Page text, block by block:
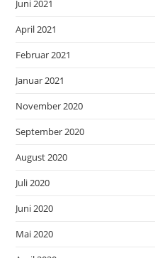
Juni 2021
April 2021
Februar 2021
Januar 2021
November 2020
September 2020
August 2020
Juli 2020
Juni 2020
Mai 2020